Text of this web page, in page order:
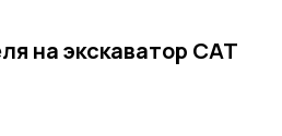
на экскаватор CAT